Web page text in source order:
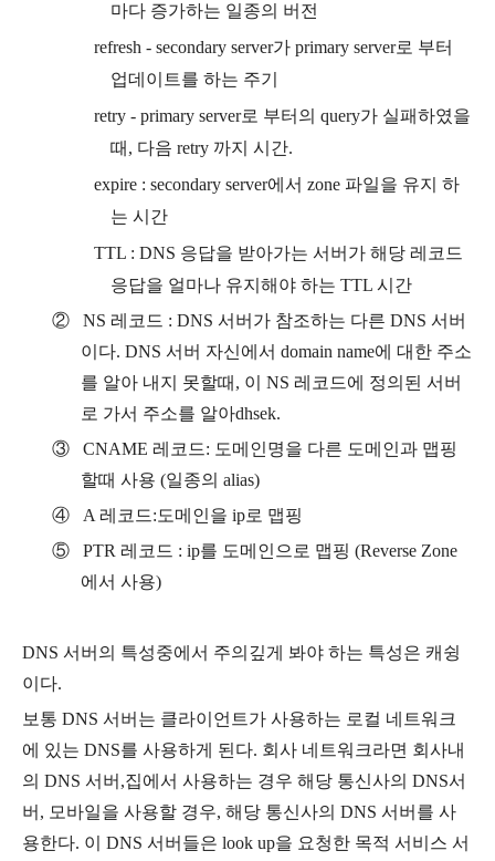
마다 증가하는 일종의 버전
refresh - secondary server가 primary server로 부터
업데이트를 하는 주기
retry - primary server로 부터의 query가 실패하였을
때 , 다음 retry 까지 시간.
expire : secondary server에서 zone 파일을 유지 하
는 시간
TTL : DNS 응답을 받아가는 서버가 해당 레코드
응답을 얼마나 유지해야 하는 TTL 시간
②
NS 레코드 : DNS 서버가 참조하는 다른 DNS 서버
이다. DNS서버 자신에서 domain name에 대한 주소
를 알아 내지 못할때 , 이 NS 레코드에 정의된 서버
로 가서 주소를 알아dhsek.
③
CNAME 레코드: 도메인명을 다른 도메인과 맵핑
할때 사용 (일종의 alias)
④
A 레코드: 도메인을 ip로 맵핑
⑤
PTR 레코드 : ip를 도메인으로 맵핑 (Reverse Zone
에서 사용)
DNS 서버의 특성중에서 주의깊게 봐야 하는 특성은 캐슁
이다.
보통 DNS 서버는 클라이언트가 사용하는 로컬 네트워크
에 있는 DNS를 사용하게 된다. 회사 네트워크라면 회사내
의 DNS 서버 ,집에서 사용하는 경우 해당 통신사의 DNS서
버 , 모바일을 사용할 경우, 해당 통신사의 DNS 서버를 사
용한다. 이 DNS 서버들은 look up을 요청한 목적 서비스 서